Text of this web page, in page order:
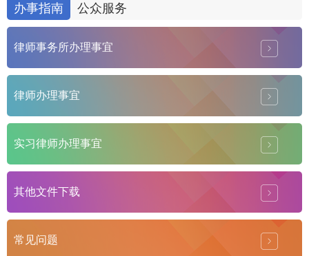
办事指南 公众服务
律师事务所办理事宜
律师办理事宜
实习律师办理事宜
其他文件下载
常见问题